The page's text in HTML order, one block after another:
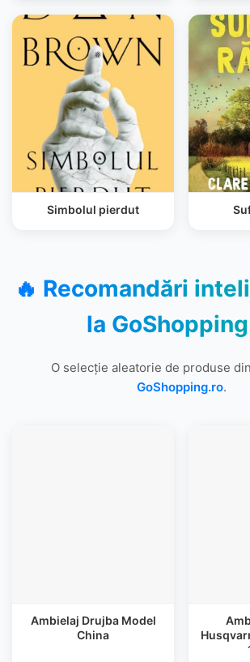
Simbolul pierdut
🔥 Recomandări
la
O selecție aleatorie de produse
GoShopping.ro.
Ambielaj Drujba Model
China